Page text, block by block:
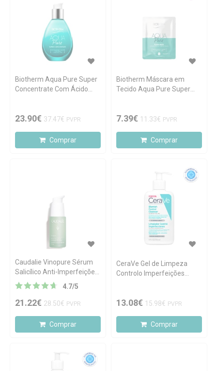
Biotherm Aqua Pure Super
Concentrate Com Ácido
23.90€ 37.47€ PVPR
Comprar
Biotherm Máscara em
Tecido Aqua Pure Super
7.39€ 11.33€ PVPR
Comprar
Caudalie Vinopure Sérum
Salicílico Anti-Imperfeições
30ml
4.7/5
21.22€ 28.50€ PVPR
Comprar
CeraVe Gel de Limpeza
Controlo Imperfeições
13.08€ 15.98€ PVPR
Comprar